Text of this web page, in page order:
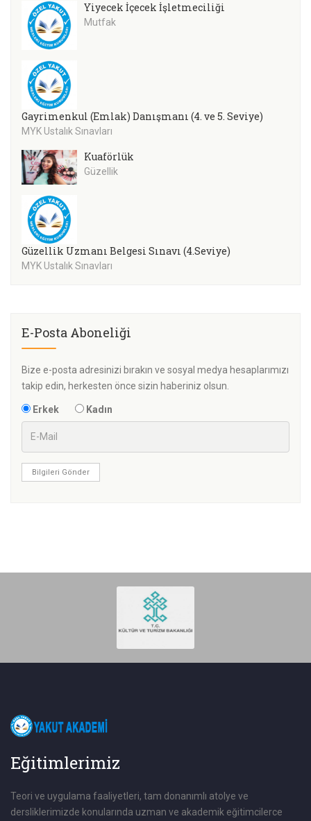
Yiyecek İçecek İşletmeciliği
Mutfak
Gayrimenkul (Emlak) Danışmanı (4. ve 5. Seviye)
MYK Ustalık Sınavları
Kuaförlük
Güzellik
Güzellik Uzmanı Belgesi Sınavı (4.Seviye)
MYK Ustalık Sınavları
E-Posta Aboneliği
Bize e-posta adresinizi bırakın ve sosyal medya hesaplarımızı
takip edin, herkesten önce sizin haberiniz olsun.
Erkek Kadın
Bilgileri Gönder
Eğitimlerimiz
Teori ve uygulama faaliyetleri, tam donanımlı atolye ve
dersliklerimizde konularında uzman ve akademik eğitimcilerce